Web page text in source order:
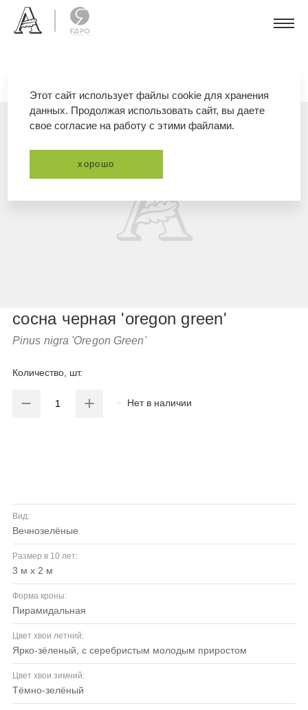
сосна черная 'oregon green'
Pinus nigra 'Oregon Green'
Количество, шт.
Нет в наличии
Вид:
вечнозелёные
Размер в 10 лет:
3 м х 2 м
Форма кроны:
пирамидальная
Цвет хвои летний:
ярко-зёленый, с серебристым молодым приростом
Цвет хвои зимний:
тёмно-зелёный
Этот сайт использует файлы cookie для хранения
данных. Продолжая использовать сайт, вы даете
свое согласие на работу с этими файлами.
хорошо